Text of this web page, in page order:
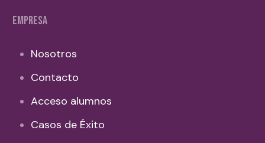
EMPRESA
Nosotros
Contacto
Acceso alumnos
Casos de Éxito